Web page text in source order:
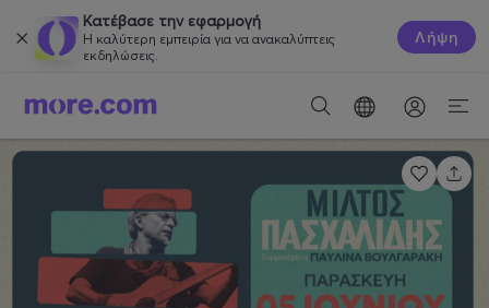
Κατέβασε την εφαρμογή
Η καλύτερη εμπειρία για να ανακαλύπτεις
εκδηλώσεις.
Λήψη